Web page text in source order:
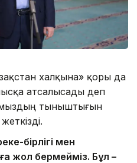
халқына» қоры да
атсалысады деп
тыныштығын
бірлігі мен
жол бермейміз. Бұл –